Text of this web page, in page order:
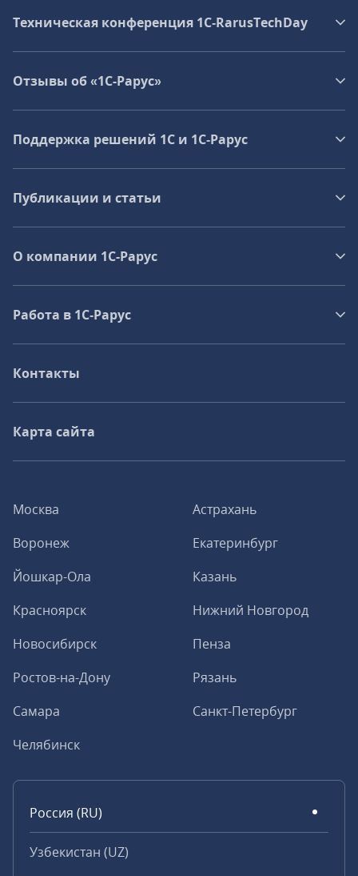
Москва
Астрахань
Воронеж
Екатеринбург
Йошкар-Ола
Казань
Красноярск
Нижний Новгород
Новосибирск
Пенза
Ростов-на-Дону
Рязань
Самара
Санкт-Петербург
Челябинск
Россия (RU)
Узбекистан (UZ)
Техническая конференция 1C‑RarusTechDay
Отзывы об «1С-Рарус»
Поддержка решений 1С и 1С‑Рарус
Публикации и статьи
О компании 1C-Рарус
Работа в 1С‑Рарус
Контакты
Карта сайта